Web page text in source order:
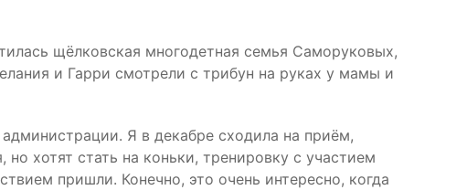
щёлковская многодетная семья Саморуковых,
и Гарри смотрели с трибун на руках у мамы и
Я в декабре сходила на приём,
хотят стать на коньки, тренировку с участием
пришли. Конечно, это очень интересно, когда